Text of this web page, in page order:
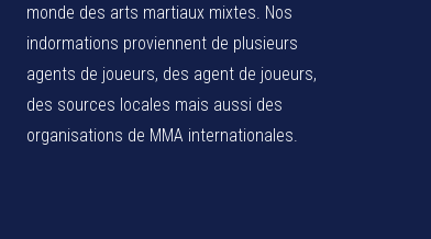
monde des arts martiaux mixtes. Nos
indormations proviennent de plusieurs
agents de joueurs, des agent de joueurs,
des sources locales mais aussi des
organisations de MMA internationales.